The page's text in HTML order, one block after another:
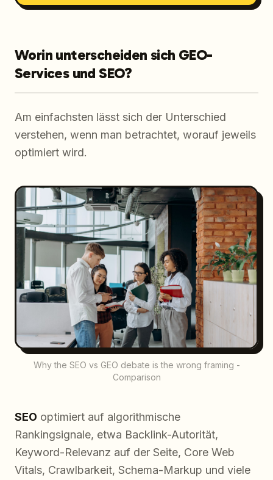
Worin unterscheiden sich GEO-
Services und SEO?
Am einfachsten lässt sich der Unterschied
verstehen, wenn man betrachtet, worauf jeweils
optimiert wird.
Why the SEO vs GEO debate is the wrong framing -
Comparison
SEO optimiert auf algorithmische
Rankingsignale, etwa Backlink-Autorität,
Keyword-Relevanz auf der Seite, Core Web
Vitals, Crawlbarkeit, Schema-Markup und viele